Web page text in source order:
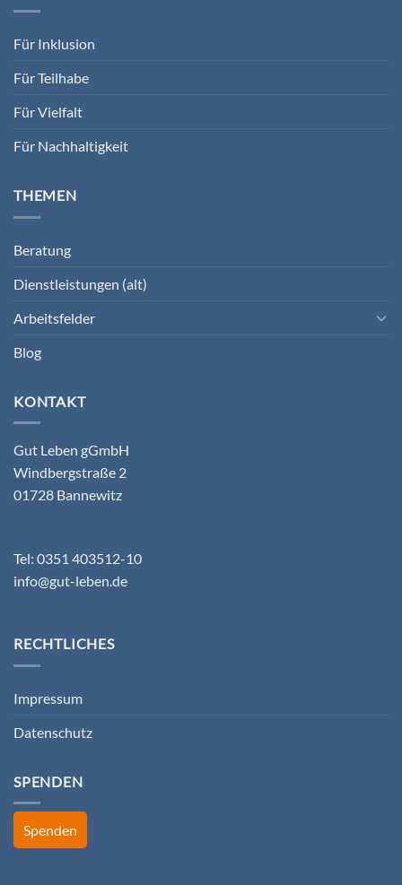
Für Inklusion
Für Teilhabe
Für Vielfalt
Für Nachhaltigkeit
THEMEN
Beratung
Dienstleistungen (alt)
Arbeitsfelder
Blog
KONTAKT
Gut Leben gGmbH
Windbergstraße 2
01728 Bannewitz
Tel: 0351 403512-10
info@gut-leben.de
RECHTLICHES
Impressum
Datenschutz
SPENDEN
Spenden